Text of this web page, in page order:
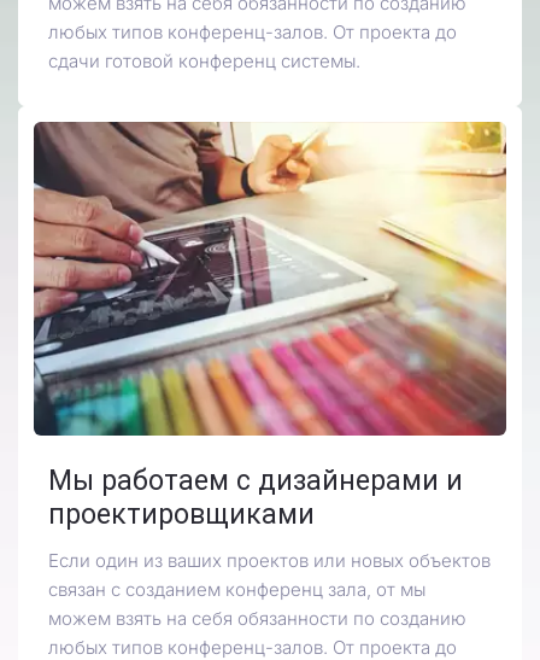
любых типов конференц-залов. От проекта до
сдачи готовой конференц системы.
Мы работаем с дизайнерами и
проектировщиками
Если один из ваших проектов или новых объектов
связан с созданием конференц зала, от мы
можем взять на себя обязанности по созданию
любых типов конференц-залов. От проекта до